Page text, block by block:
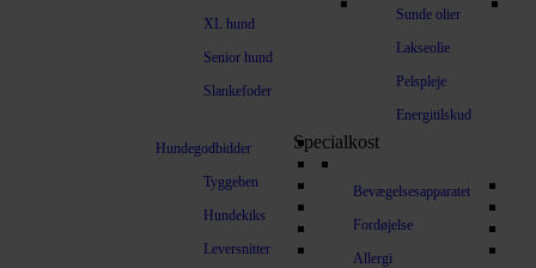
XL hund
Senior hund
Slankefoder
Sunde olier
Lakseolie
Pelspleje
Energitilskud
Hundegodbidder
Tyggeben
Hundekiks
Leversnitter
Specialkost
Bevægelsesapparatet
Fordøjelse
Allergi